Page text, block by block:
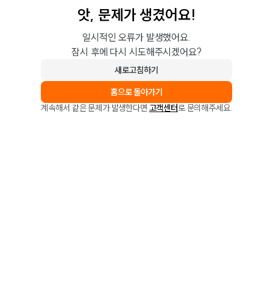
앗, 문제가 생겼어요!
일시적인 오류가 발생했어요.
잠시 후에 다시 시도해주시겠어요?
새로고침하기
홈으로 돌아가기
계속해서 같은 문제가 발생한다면 고객센터로 문의해주세요.